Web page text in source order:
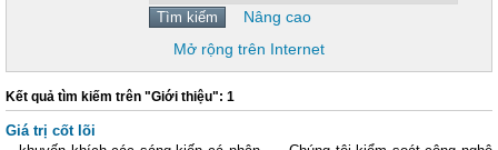
Nâng cao
Mở rộng trên Internet
Kết quả tìm kiếm trên "Giới thiệu": 1
Giá trị cốt lõi